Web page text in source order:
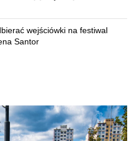
wejściówki na festiwal
Santor